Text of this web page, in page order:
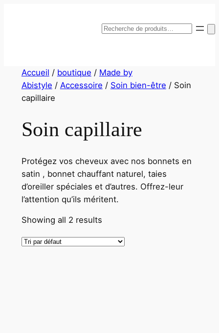
Recherche
Accueil / boutique / Made by
Abistyle / Accessoire / Soin bien-être / Soin
capillaire
Soin capillaire
Protégez vos cheveux avec nos bonnets en
satin , bonnet chauffant naturel, taies
d’oreiller spéciales et d’autres. Offrez-leur
l’attention qu’ils méritent.
Showing all 2 results